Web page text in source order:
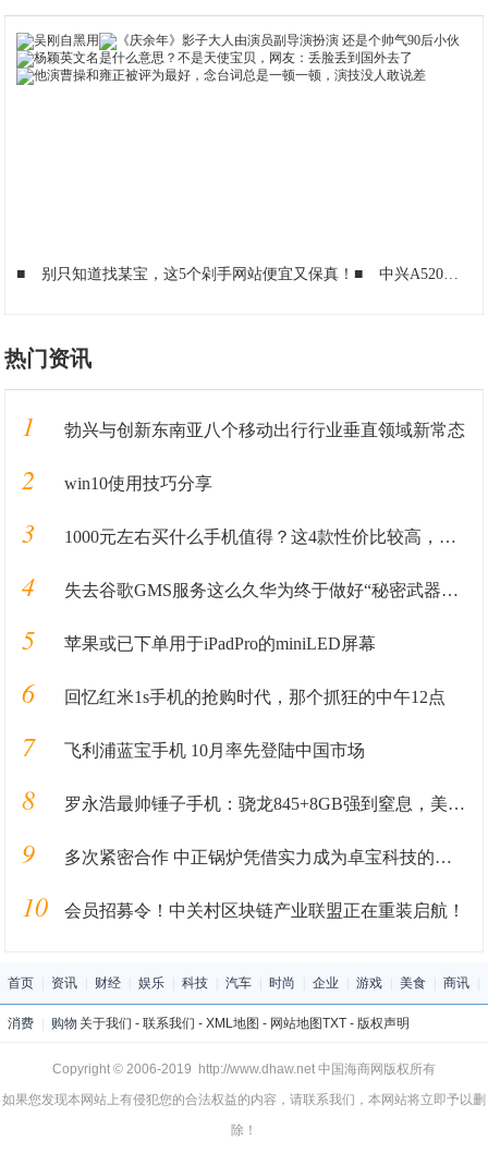
■ 别只知道找某宝，这5个剁手网站便宜又保真！■ 中兴A520移动4G智能手机 玄武灰全新升级实力不凡 京东伟德手机专营店398元销售中
热门资讯
1 勃兴与创新东南亚八个移动出行行业垂直领域新常态
2 win10使用技巧分享
3 1000元左右买什么手机值得？这4款性价比较高，可能你会喜欢
4 失去谷歌GMS服务这么久华为终于做好“秘密武器”准备重回国际市场
5 苹果或已下单用于iPadPro的miniLED屏幕
6 回忆红米1s手机的抢购时代，那个抓狂的中午12点
7 飞利浦蓝宝手机 10月率先登陆中国市场
8 罗永浩最帅锤子手机：骁龙845+8GB强到窒息，美呆了！
9 多次紧密合作 中正锅炉凭借实力成为卓宝科技的导热油炉供应商
10 会员招募令！中关村区块链产业联盟正在重装启航！
首页 资讯 财经 娱乐 科技 汽车 时尚 企业 游戏 美食 商讯
消费 购物 关于我们 - 联系我们 - XML地图 - 网站地图TXT- 版权声明
Copyright © 2006-2019 http://www.dhaw.net 中国海商网版权所有
如果您发现本网站上有侵犯您的合法权益的内容，请联系我们，本网站将立即予以删
除！